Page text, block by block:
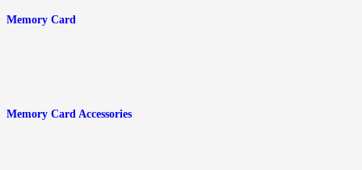
Memory Card
Memory Card Accessories